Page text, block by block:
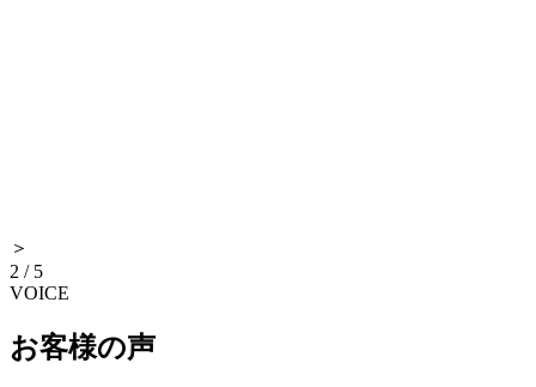
＞
2 / 5
VOICE
お客様の声